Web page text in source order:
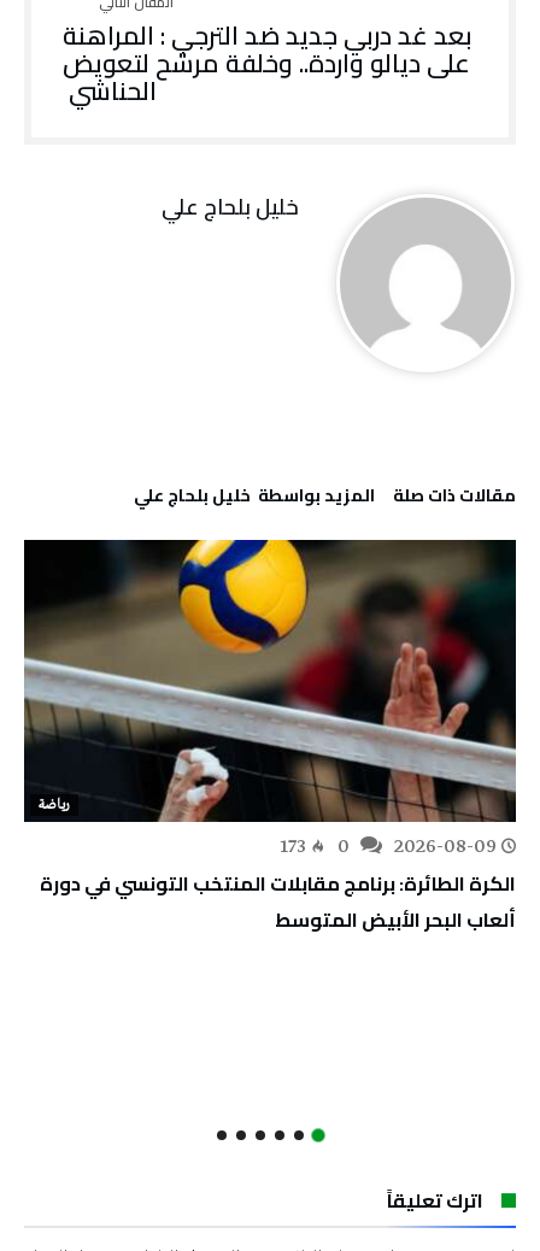
بعد غد دربي جديد ضد الترجي : المراهنة
على ديالو واردة.. وخلفة مرشح لتعويض
الحناشي
خليل‭ ‬بلحاج‭ ‬علي
‫مقالات ذات صلة‬ ‫‫المزيد بواسطة‬ ‬ خليل‭ ‬بلحاج‭ ‬علي
رياضة
2026-08-09
173
الكرة الطائرة: برنامج مقابلات المنتخب التونسي في دورة
ألعاب البحر الأبيض المتوسط
اترك تعليقاً